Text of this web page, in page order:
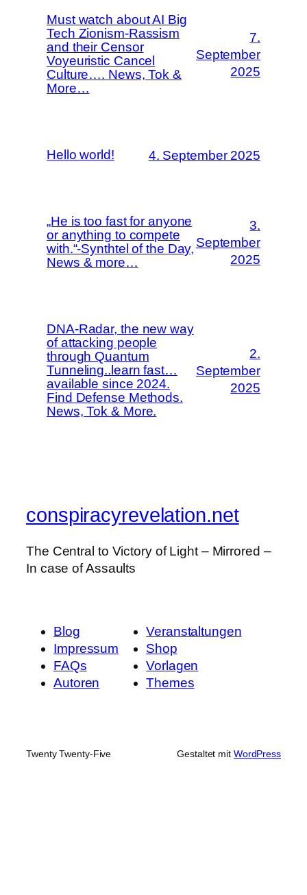
Must watch about AI Big
Tech Zionism-Rassism
and their Censor
Voyeuristic Cancel
Culture…. News, Tok &
More…
7.
September
2025
Hello world! 4. September 2025
„He is too fast for anyone
or anything to compete
with.“-Synthtel of the Day,
News & more…
3.
September
2025
DNA-Radar, the new way
of attacking people
through Quantum
Tunneling..learn fast…
available since 2024.
Find Defense Methods.
News, Tok & More.
2.
September
2025
conspiracyrevelation.net
The Central to Victory of Light – Mirrored –
In case of Assaults
Blog
Impressum
FAQs
Autoren
Veranstaltungen
Shop
Vorlagen
Themes
Twenty Twenty-Five Gestaltet mit WordPress